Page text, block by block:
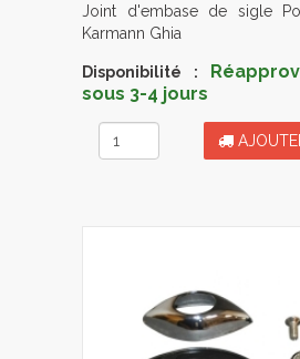
Joint d'embase de sigle
Karmann Ghia
Disponibilité :
sous 3-4 jours